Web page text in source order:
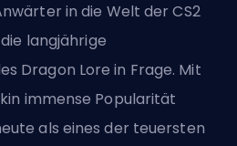
in die Welt der CS2
langjährige
Dragon Lore in Frage. Mit
immense Popularität
als eines der teuersten